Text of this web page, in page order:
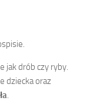
jak drób czy ryby.
dziecka oraz
.